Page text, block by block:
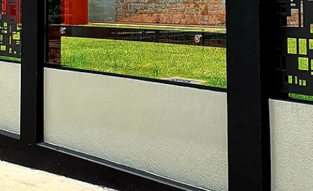
A HS Metal Design convida nossos clientes a presenciarem a
mais completa amostra de arquitetura, design de interiores e...